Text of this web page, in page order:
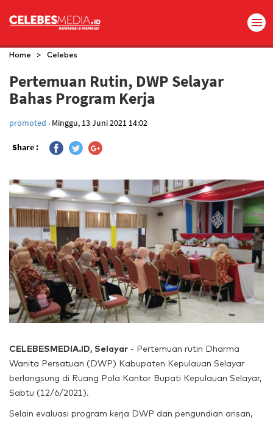
Home > Celebes
Pertemuan Rutin, DWP Selayar
Bahas Program Kerja
promoted . Minggu, 13 Juni 2021 14:02
Share :
CELEBESMEDIA.ID, Selayar - Pertemuan rutin Dharma
Wanita Persatuan (DWP) Kabupaten Kepulauan Selayar
berlangsung di Ruang Pola Kantor Bupati Kepulauan Selayar,
Sabtu (12/6/2021).
Selain evaluasi program kerja DWP dan pengundian arisan,